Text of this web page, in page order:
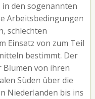
den sogenannten
Arbeitsbedingungen
schlechten
Einsatz von zum Teil
bestimmt. Der
Blumen von ihren
Süden über die
Niederlanden bis ins